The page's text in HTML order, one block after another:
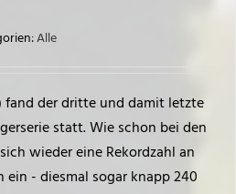
Alle
fand der dritte und damit letzte
statt. Wie schon bei den
wieder eine Rekordzahl an
ein - diesmal sogar knapp 240